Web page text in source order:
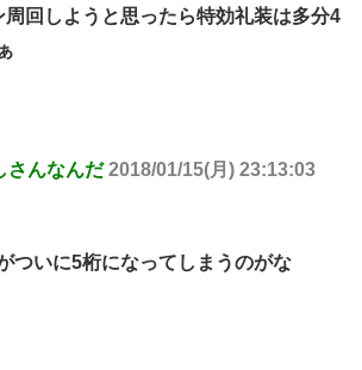
回しようと思ったら特効礼装は多分4
さんなんだ 2018/01/15(月) 23:13:03
ついに5桁になってしまうのがな